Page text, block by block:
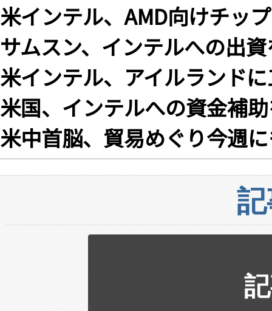
米インテル、AMD向けチッ
サムスン、インテルへの出
米インテル、アイルランド
米国、インテルへの資金補
米中首脳、貿易めぐり今週